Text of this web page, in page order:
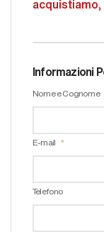
Informazioni
Nome e Cognome
E-mail
Telefono